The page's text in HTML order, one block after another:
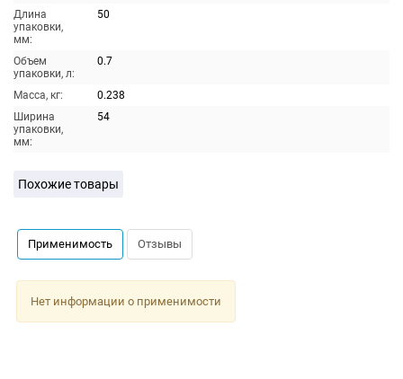
Длина
упаковки,
мм:
50
Объем
упаковки, л:
0.7
Масса, кг:
0.238
Ширина
упаковки,
мм:
54
Похожие товары
Применимость Отзывы
Нет информации о применимости